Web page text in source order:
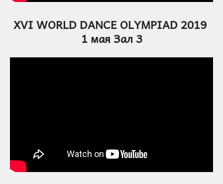
XVI WORLD DANCE OLYMPIAD 2019
1 мая Зал 3